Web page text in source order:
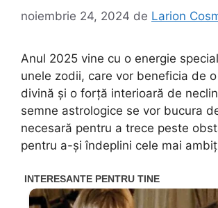
noiembrie 24, 2024 de Larion
Anul 2025 vine cu o energie
unele zodii, care vor beneficia de
divină și o forță interioară de
semne astrologice se vor bucura
necesară pentru a trece peste
pentru a-și îndeplini cele mai